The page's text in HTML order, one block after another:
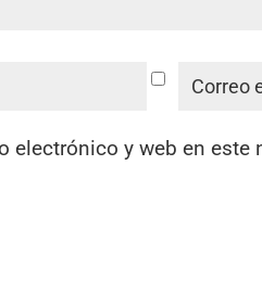
electrónico y web en este